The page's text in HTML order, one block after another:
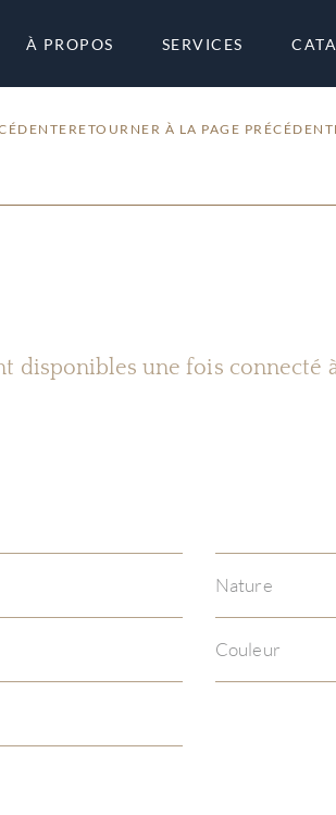
À PROPOS SERVICES
RETOURNER À LA PAGE
disponibles une fois connecté
Nature
Couleur